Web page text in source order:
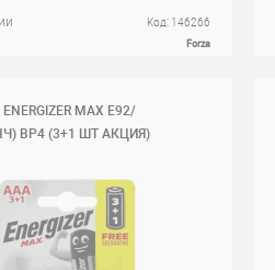
Код: 146266
Forza
MAX Е92/
BР4 (3+1 ШТ АКЦИЯ)